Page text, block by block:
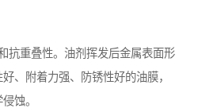
抗重叠性。油剂挥发后金属表面形
、附着力强、防锈性好的油膜，
蚀。